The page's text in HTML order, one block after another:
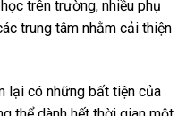
trên trường, nhiều phụ
trung tâm nhằm cải thiện
lại có những bất tiện của